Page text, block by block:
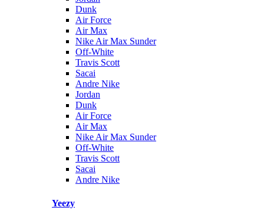
Dunk
Air Force
Air Max
Nike Air Max Sunder
Off-White
Travis Scott
Sacai
Andre Nike
Jordan
Dunk
Air Force
Air Max
Nike Air Max Sunder
Off-White
Travis Scott
Sacai
Andre Nike
Yeezy